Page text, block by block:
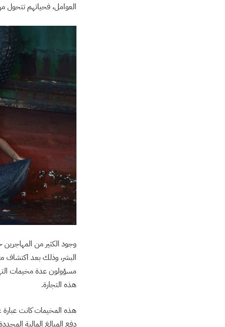
العوامل، فحياتهم تتحول
وجود الكثير من
مسؤولون عدة مخيمات
هذه التجارة.
هذه المخيمات كانت
دفع المبالغ المالية